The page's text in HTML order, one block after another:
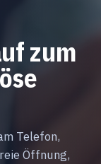
zum
Telefon,
Öffnung,